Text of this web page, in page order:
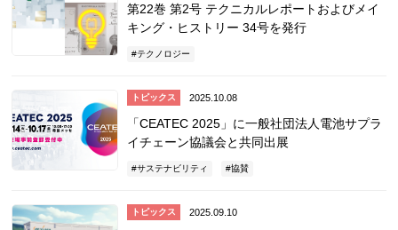
第22巻 第2号 テクニカルレポートおよびメイ
キング・ヒストリー 34号を発行
テクノロジー
トピックス 2025.10.08
「CEATEC 2025」に一般社団法人電池サプラ
イチェーン協議会と共同出展
サステナビリティ 協賛
トピックス 2025.09.10